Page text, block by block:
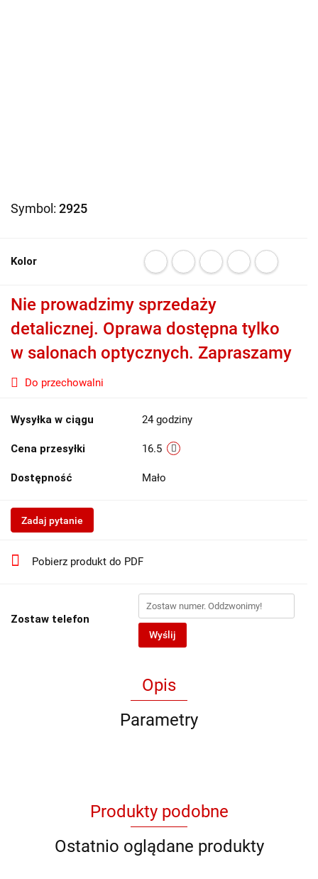
Symbol: 2925
Kolor
Nie prowadzimy sprzedaży
detalicznej. Oprawa dostępna tylko
w salonach optycznych. Zapraszamy
Do przechowalni
Wysyłka w ciągu 24 godziny
Cena przesyłki 16.5
Dostępność Mało
Zadaj pytanie
Pobierz produkt do PDF
Zostaw telefon
Wyślij
Opis
Parametry
Produkty podobne
Ostatnio oglądane produkty